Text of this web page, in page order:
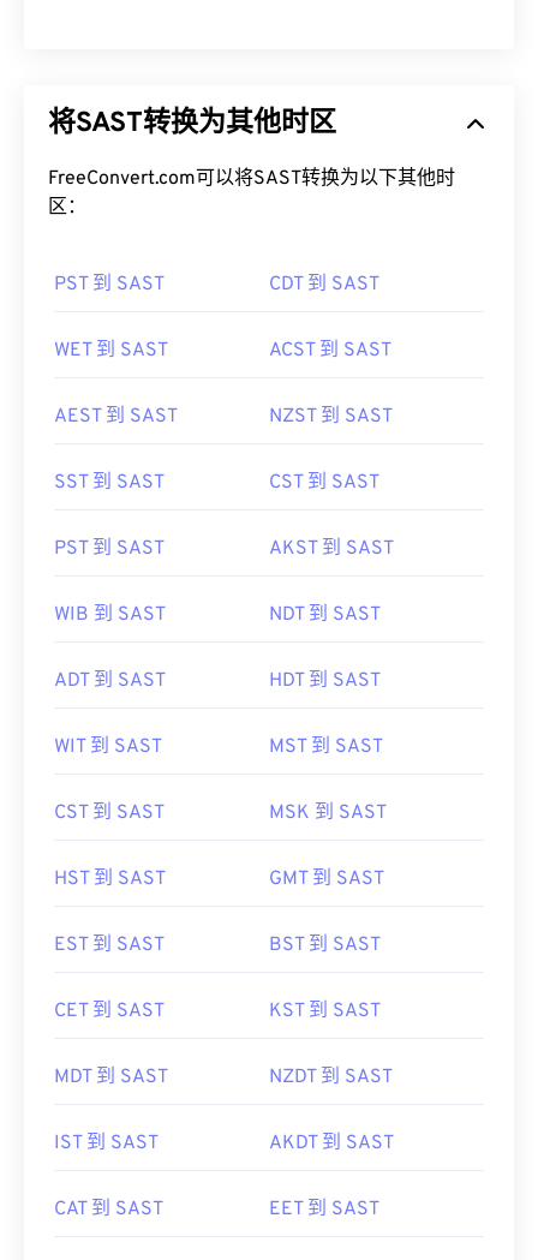
将SAST转换为其他时区
FreeConvert.com可以将SAST转换为以下其他时
区：
PST 到 SAST CDT 到 SAST
WET 到 SAST ACST 到 SAST
AEST 到 SAST NZST 到 SAST
SST 到 SAST CST 到 SAST
PST 到 SAST AKST 到 SAST
WIB 到 SAST NDT 到 SAST
ADT 到 SAST HDT 到 SAST
WIT 到 SAST MST 到 SAST
CST 到 SAST MSK 到 SAST
HST 到 SAST GMT 到 SAST
EST 到 SAST BST 到 SAST
CET 到 SAST KST 到 SAST
MDT 到 SAST NZDT 到 SAST
IST 到 SAST AKDT 到 SAST
CAT 到 SAST EET 到 SAST